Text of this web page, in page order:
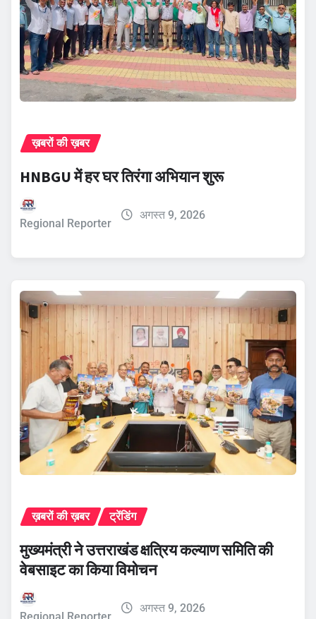
ख़बरों की ख़बर
HNBGU में हर घर तिरंगा अभियान शुरू
Regional Reporter
अगस्त 9, 2026
ख़बरों की ख़बर ट्रेंडिंग
मुख्यमंत्री ने उत्तराखंड क्षत्रिय कल्याण समिति की
वेबसाइट का किया विमोचन
अगस्त 9, 2026